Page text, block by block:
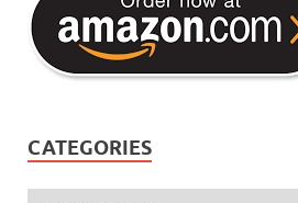
CATEGORIES